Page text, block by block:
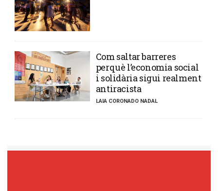
​Com saltar barreres
perquè l’economia social
i solidària sigui realment
antiracista
LAIA CORONADO NADAL